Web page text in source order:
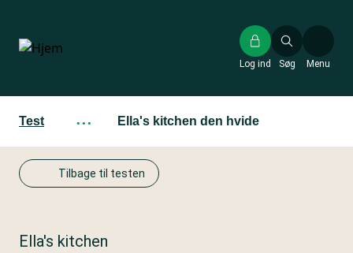
hovedindhold
Søg
Log ind Menu
Test ··· Ella's kitchen den hvide
Tilbage til testen
Ella's kitchen